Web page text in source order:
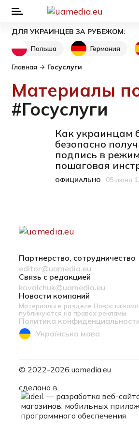
ДЛЯ УКРАИНЦЕВ ЗА РУБЕЖОМ:
Польша
Германия
Главная Госуслуги
Материалы
#Госуслуги
Как украинцам
безопасно
подпись в
пошаговая
Категория
ОФИЦИАЛЬНО
Дата публикации
05 июня
Партнерство, сотрудничество
editor@uamedia.eu
Связь с редакцией
kovalchuk@uamedia.eu
Новости компаний
Материалы в разделе Новости
публикуются на правах рекламы
Политика
Українська мова
© 2022-2026 uamedia.eu
сделано в